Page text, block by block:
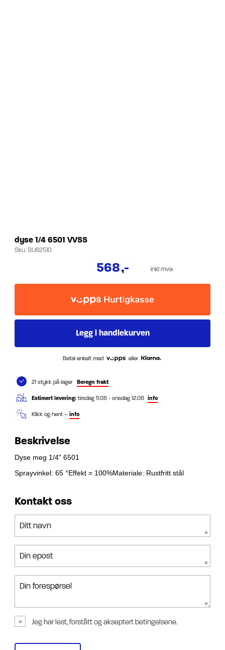
dyse 1/4 6501 VVSS
Sku.SU62510
568,- inkl mva
Betal enkelt med eller
21 stykk på lager Beregn frakt
Estimert levering: tirsdag 11.08 - onsdag 12.08 info
Klikk og hent – info
Beskrivelse
Dyse meg 1/4" 6501
Sprayvinkel: 65 °Effekt = 100%Materiale: Rustfritt stål
Kontakt oss
Ditt navn
Din epost
Din forespørsel
Jeg har lest, forstått og akseptert betingelsene.